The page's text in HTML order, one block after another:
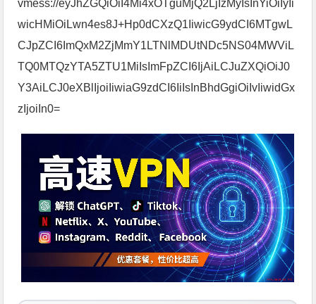
vmess://eyJhZGQiOiI4Mi4xOTguMjQ2LjIzMyIsInYiOiIyIi
wicHMiOiLwn4es8J+Hp0dCXzQ1IiwicG9ydCI6MTgwL
CJpZCI6ImQxM2ZjMmY1LTNlMDUtNDc5NS04MWViL
TQ0MTQzYTA5ZTU1MiIsImFpZCI6IjAiLCJuZXQiOiJ0
Y3AiLCJ0eXBlIjoiIiwiaG9zdCI6IiIsInBhdGgiOiIvIiwidGx
zIjoiIn0=